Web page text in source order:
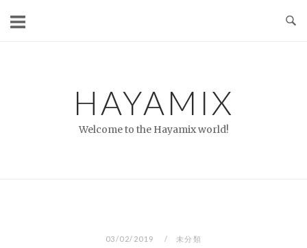
HAYAMIX
Welcome to the Hayamix world!
03/02/2019 未分類